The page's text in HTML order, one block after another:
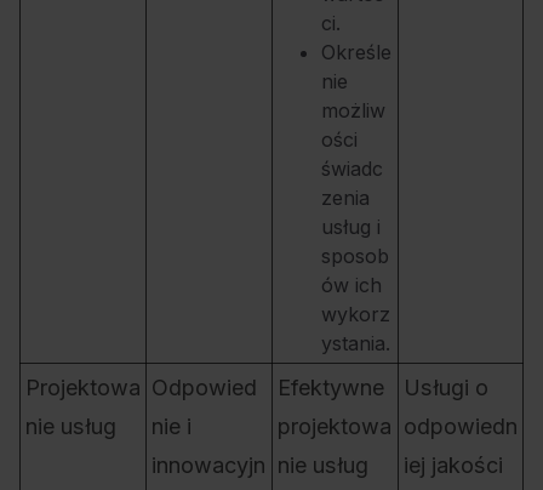
ci.
Określe
nie
możliw
ości
świadc
zenia
usług i
sposob
ów ich
wykorz
ystania.
Projektowa
nie usług
Odpowied
nie i
innowacyjn
Efektywne
projektowa
nie usług
Usługi o
odpowiedn
iej jakości